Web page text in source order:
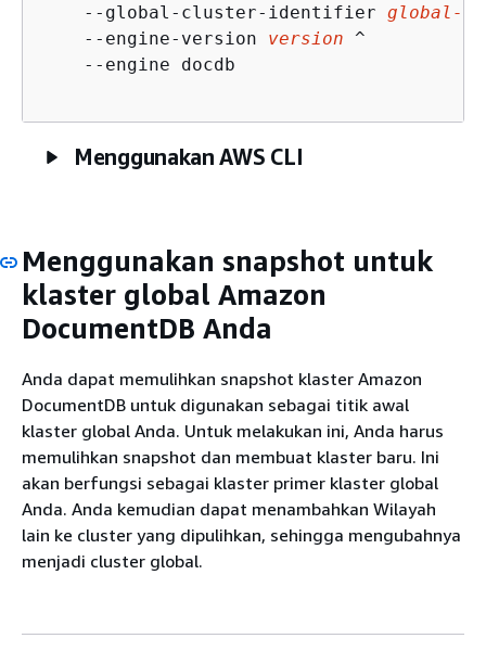
    --global-cluster-identifier
global-
    --engine-version
version ^
    --engine docdb
Menggunakan AWS CLI
Menggunakan snapshot untuk
klaster global Amazon
DocumentDB Anda
Anda dapat memulihkan snapshot klaster Amazon
DocumentDB untuk digunakan sebagai titik awal
klaster global Anda. Untuk melakukan ini, Anda harus
memulihkan snapshot dan membuat klaster baru. Ini
akan berfungsi sebagai klaster primer klaster global
Anda. Anda kemudian dapat menambahkan Wilayah
lain ke cluster yang dipulihkan, sehingga mengubahnya
menjadi cluster global.